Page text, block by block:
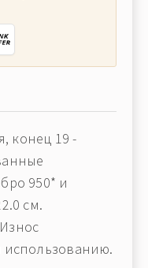
конец 19 -
950* и
см.
использованию.